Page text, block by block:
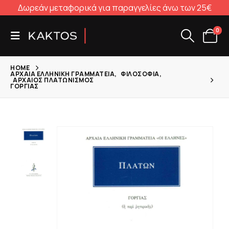
Δωρεάν μεταφορικά για παραγγελίες άνω των 25€
0
HOME
ΑΡΧΑΊΑ ΕΛΛΗΝΙΚΉ ΓΡΑΜΜΑΤΕΊΑ, ΦΙΛΟΣΟΦΊΑ,
ΑΡΧΑΊΟΣ ΠΛΑΤΩΝΙΣΜΌΣ
ΓΟΡΓΊΑΣ